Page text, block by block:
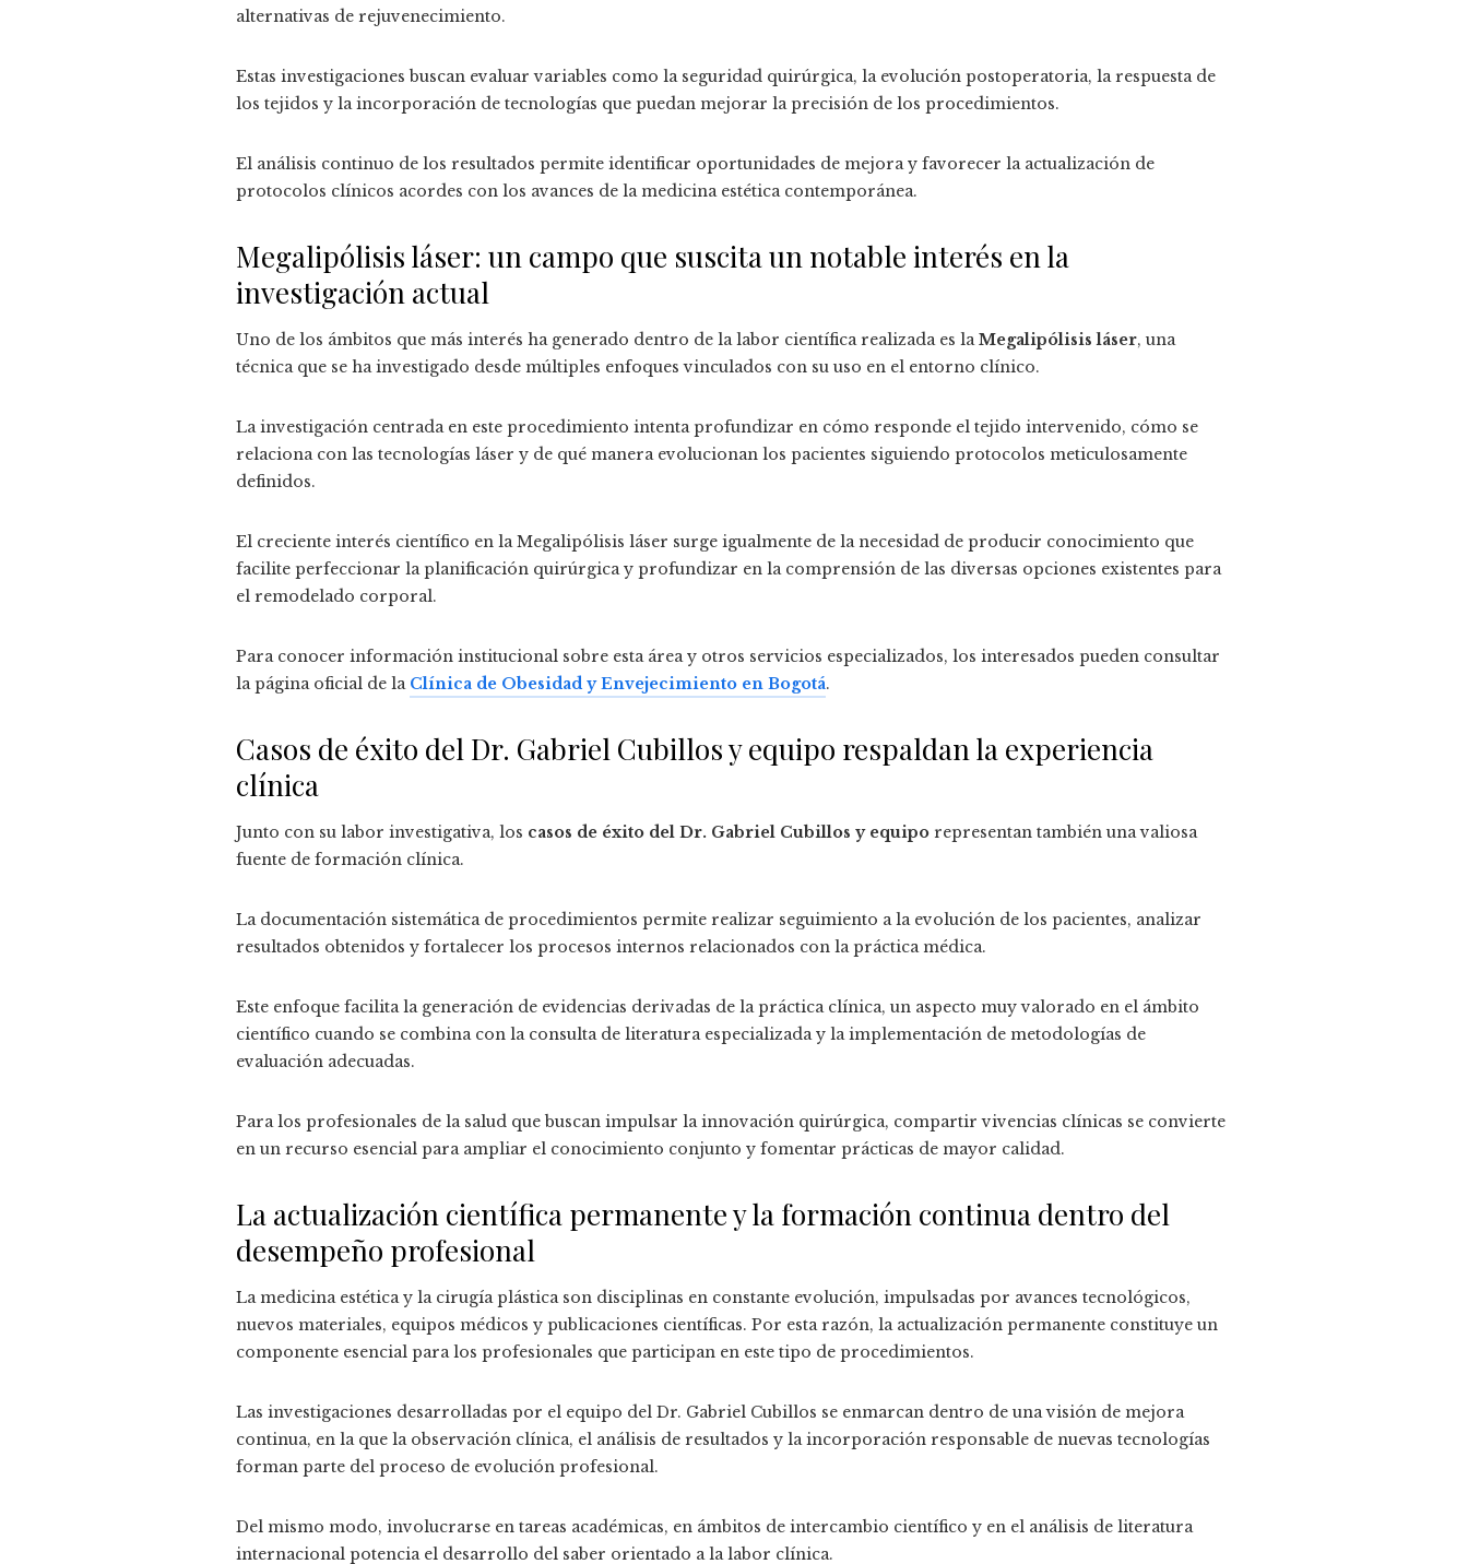
alternativas de rejuvenecimiento.
Estas investigaciones buscan evaluar variables como la seguridad quirúrgica, la evolución postoperatoria, la respuesta de
los tejidos y la incorporación de tecnologías que puedan mejorar la precisión de los procedimientos.
El análisis continuo de los resultados permite identificar oportunidades de mejora y favorecer la actualización de
protocolos clínicos acordes con los avances de la medicina estética contemporánea.
Megalipólisis láser: un campo que suscita un notable interés en la
investigación actual
Uno de los ámbitos que más interés ha generado dentro de la labor científica realizada es la Megalipólisis láser, una
técnica que se ha investigado desde múltiples enfoques vinculados con su uso en el entorno clínico.
La investigación centrada en este procedimiento intenta profundizar en cómo responde el tejido intervenido, cómo se
relaciona con las tecnologías láser y de qué manera evolucionan los pacientes siguiendo protocolos meticulosamente
definidos.
El creciente interés científico en la Megalipólisis láser surge igualmente de la necesidad de producir conocimiento que
facilite perfeccionar la planificación quirúrgica y profundizar en la comprensión de las diversas opciones existentes para
el remodelado corporal.
Para conocer información institucional sobre esta área y otros servicios especializados, los interesados pueden consultar
la página oficial de la Clínica de Obesidad y Envejecimiento en Bogotá.
Casos de éxito del Dr. Gabriel Cubillos y equipo respaldan la experiencia
clínica
Junto con su labor investigativa, los casos de éxito del Dr. Gabriel Cubillos y equipo representan también una valiosa
fuente de formación clínica.
La documentación sistemática de procedimientos permite realizar seguimiento a la evolución de los pacientes, analizar
resultados obtenidos y fortalecer los procesos internos relacionados con la práctica médica.
Este enfoque facilita la generación de evidencias derivadas de la práctica clínica, un aspecto muy valorado en el ámbito
científico cuando se combina con la consulta de literatura especializada y la implementación de metodologías de
evaluación adecuadas.
Para los profesionales de la salud que buscan impulsar la innovación quirúrgica, compartir vivencias clínicas se convierte
en un recurso esencial para ampliar el conocimiento conjunto y fomentar prácticas de mayor calidad.
La actualización científica permanente y la formación continua dentro del
desempeño profesional
La medicina estética y la cirugía plástica son disciplinas en constante evolución, impulsadas por avances tecnológicos,
nuevos materiales, equipos médicos y publicaciones científicas. Por esta razón, la actualización permanente constituye un
componente esencial para los profesionales que participan en este tipo de procedimientos.
Las investigaciones desarrolladas por el equipo del Dr. Gabriel Cubillos se enmarcan dentro de una visión de mejora
continua, en la que la observación clínica, el análisis de resultados y la incorporación responsable de nuevas tecnologías
forman parte del proceso de evolución profesional.
Del mismo modo, involucrarse en tareas académicas, en ámbitos de intercambio científico y en el análisis de literatura
internacional potencia el desarrollo del saber orientado a la labor clínica.